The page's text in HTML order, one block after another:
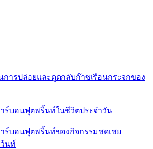
การปล่อยและดูดกลับก๊าซเรือนกระจกของ
ร์บอนฟุตพริ้นท์ในชีวิตประจำวัน
ร์บอนฟุตพริ้นท์ของกิจกรรมชดเชย
นท์